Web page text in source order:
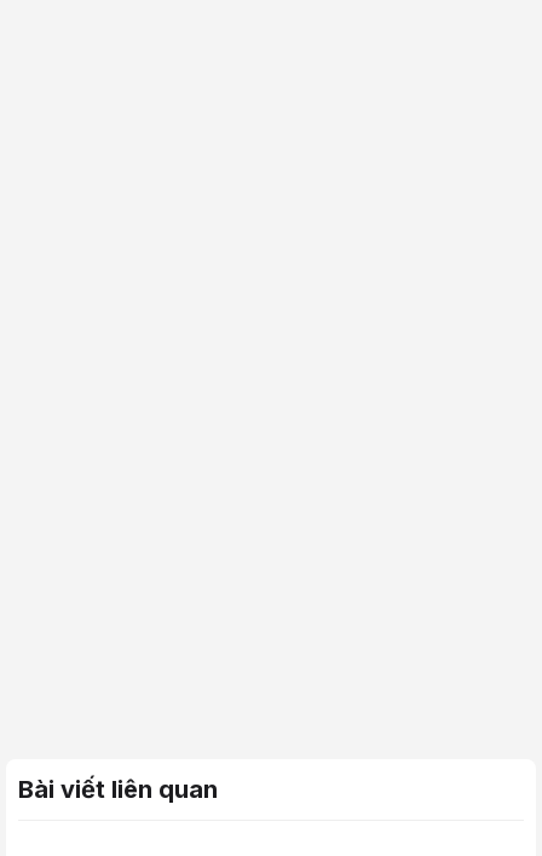
Bài viết liên quan